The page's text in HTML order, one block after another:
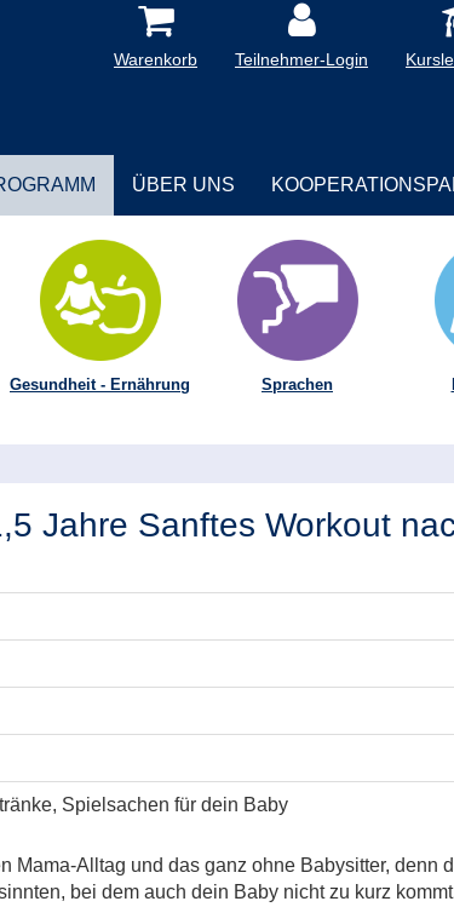
Warenkorb Teilnehmer-Login
ÜBER UNS
Gesundheit - Ernährung Sprachen
Jahre Sanftes Workout
Spielsachen für dein Baby
Mama-Alltag und das ganz ohne Babysitter, denn
bei dem auch dein Baby nicht zu kurz